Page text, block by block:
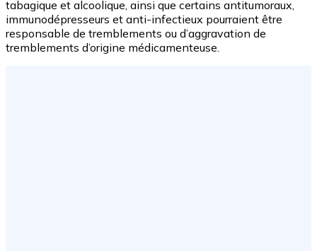
tabagique et alcoolique, ainsi que certains antitumoraux,
immunodépresseurs et anti-infectieux pourraient être
responsable de tremblements ou d’aggravation de
tremblements d’origine médicamenteuse.